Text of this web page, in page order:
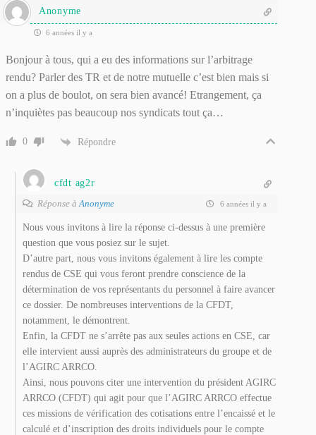
Anonyme
6 années il y a
Bonjour à tous, qui a eu des informations sur l’arbitrage
rendu? Parler des TR et de notre mutuelle c’est bien mais si
on a plus de boulot, on sera bien avancé! Etrangement, ça
n’inquiètes pas beaucoup nos syndicats tout ça…
0 Répondre
cfdt ag2r
Réponse àAnonyme 6 années il y a
Nous vous invitons à lire la réponse ci-dessus à une première
question que vous posiez sur le sujet.
D’autre part, nous vous invitons également à lire les compte
rendus de CSE qui vous feront prendre conscience de la
détermination de vos représentants du personnel à faire avancer
ce dossier. De nombreuses interventions de la CFDT,
notamment, le démontrent.
Enfin, la CFDT ne s’arrête pas aux seules actions en CSE, car
elle intervient aussi auprès des administrateurs du groupe et de
l’AGIRC ARRCO.
Ainsi, nous pouvons citer une intervention du président AGIRC
ARRCO (CFDT) qui agit pour que l’AGIRC ARRCO effectue
ces missions de vérification des cotisations entre l’encaissé et le
calculé et d’inscription des droits individuels pour le compte